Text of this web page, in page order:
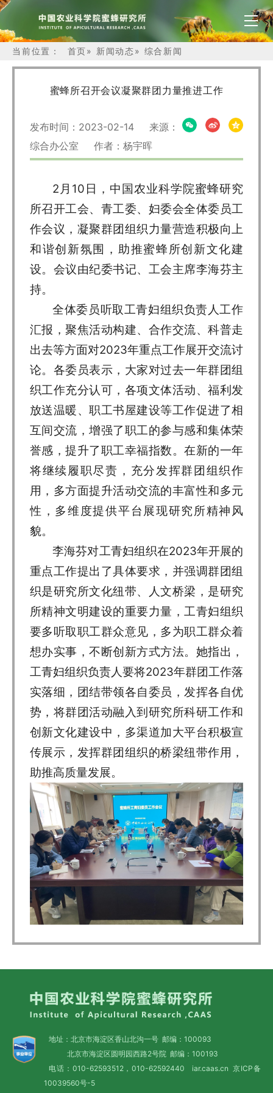
当前位置： 首页» 新闻动态» 综合新闻
蜜蜂所召开会议凝聚群团力量推进工作
发布时间：2023-02-14 来源：
综合办公室 作者：杨宇晖
2月10日，中国农业科学院蜜蜂研究
所召开工会、青工委、妇委会全体委员工
作会议，凝聚群团组织力量营造积极向上
和谐创新氛围，助推蜜蜂所创新文化建
设。会议由纪委书记、工会主席李海芬主
持。
全体委员听取工青妇组织负责人工作
汇报，聚焦活动构建、合作交流、科普走
出去等方面对2023年重点工作展开交流讨
论。各委员表示，大家对过去一年群团组
织工作充分认可，各项文体活动、福利发
放送温暖、职工书屋建设等工作促进了相
互间交流，增强了职工的参与感和集体荣
誉感，提升了职工幸福指数。在新的一年
将继续履职尽责，充分发挥群团组织作
用，多方面提升活动交流的丰富性和多元
性，多维度提供平台展现研究所精神风
貌。
李海芬对工青妇组织在2023年开展的
重点工作提出了具体要求，并强调群团组
织是研究所文化纽带、人文桥梁，是研究
所精神文明建设的重要力量，工青妇组织
要多听取职工群众意见，多为职工群众着
想办实事，不断创新方式方法。她指出，
工青妇组织负责人要将2023年群团工作落
实落细，团结带领各自委员，发挥各自优
势，将群团活动融入到研究所科研工作和
创新文化建设中，多渠道加大平台积极宣
传展示，发挥群团组织的桥梁纽带作用，
助推高质量发展。
地址：北京市海淀区香山北沟一号 邮编：100093
北京市海淀区圆明园西路2号院 邮编：100193
电话：010-62593512，010-62592440 iar.caas.cn 京ICP备
10039560号-5